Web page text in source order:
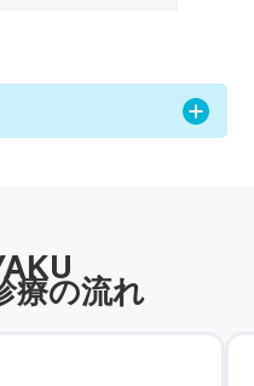
療の流れ